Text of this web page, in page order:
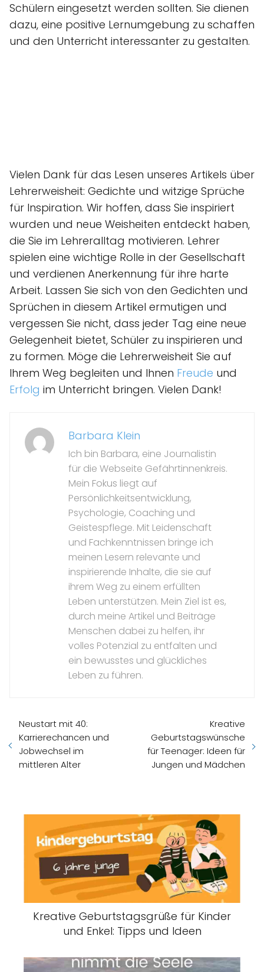
Schülern eingesetzt werden sollten. Sie dienen
dazu, eine positive Lernumgebung zu schaffen
und den Unterricht interessanter zu gestalten.
Vielen Dank für das Lesen unseres Artikels über
Lehrerweisheit: Gedichte und witzige Sprüche
für Inspiration. Wir hoffen, dass Sie inspiriert
wurden und neue Weisheiten entdeckt haben,
die Sie im Lehreralltag motivieren. Lehrer
spielen eine wichtige Rolle in der Gesellschaft
und verdienen Anerkennung für ihre harte
Arbeit. Lassen Sie sich von den Gedichten und
Sprüchen in diesem Artikel ermutigen und
vergessen Sie nicht, dass jeder Tag eine neue
Gelegenheit bietet, Schüler zu inspirieren und
zu formen. Möge die Lehrerweisheit Sie auf
Ihrem Weg begleiten und Ihnen Freude und
Erfolg im Unterricht bringen. Vielen Dank!
Barbara Klein
Ich bin Barbara, eine Journalistin
für die Webseite Gefährtinnenkreis.
Mein Fokus liegt auf
Persönlichkeitsentwicklung,
Psychologie, Coaching und
Geistespflege. Mit Leidenschaft
und Fachkenntnissen bringe ich
meinen Lesern relevante und
inspirierende Inhalte, die sie auf
ihrem Weg zu einem erfüllten
Leben unterstützen. Mein Ziel ist es,
durch meine Artikel und Beiträge
Menschen dabei zu helfen, ihr
volles Potenzial zu entfalten und
ein bewusstes und glückliches
Leben zu führen.
Neustart mit 40:
Karrierechancen und
Jobwechsel im
mittleren Alter
Kreative
Geburtstagswünsche
für Teenager: Ideen für
Jungen und Mädchen
Kreative Geburtstagsgrüße für Kinder
und Enkel: Tipps und Ideen